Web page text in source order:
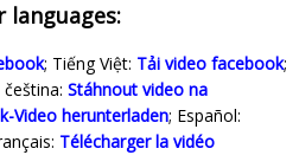
languages:
; Tiếng Việt: Tải video facebook;
čeština: Stáhnout video na
Video herunterladen; Español:
Télécharger la vidéo